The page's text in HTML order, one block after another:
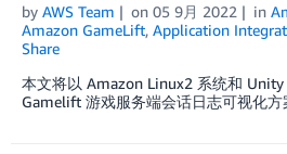
by AWS Team on 05 9月 2022 in
Amazon GameLift, Application
Share
本文将以 Amazon Linux2 系统和
Gamelift 游戏服务端会话日志可视化方